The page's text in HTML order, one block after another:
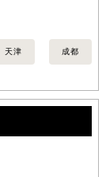
天津 成都